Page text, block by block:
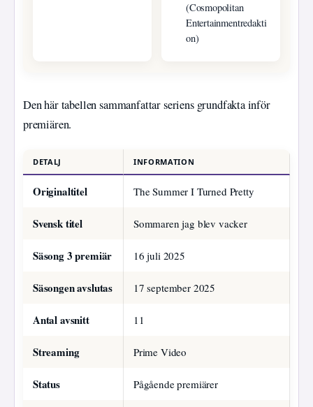
(Cosmopolitan
Entertainmentredakti
on)
Den här tabellen sammanfattar seriens grundfakta inför
premiären.
DETALJ INFORMATION
Originaltitel The Summer I Turned Pretty
Svensk titel Sommaren jag blev vacker
Säsong 3 premiär 16 juli 2025
Säsongen avslutas 17 september 2025
Antal avsnitt 11
Streaming Prime Video
Status Pågående premiärer